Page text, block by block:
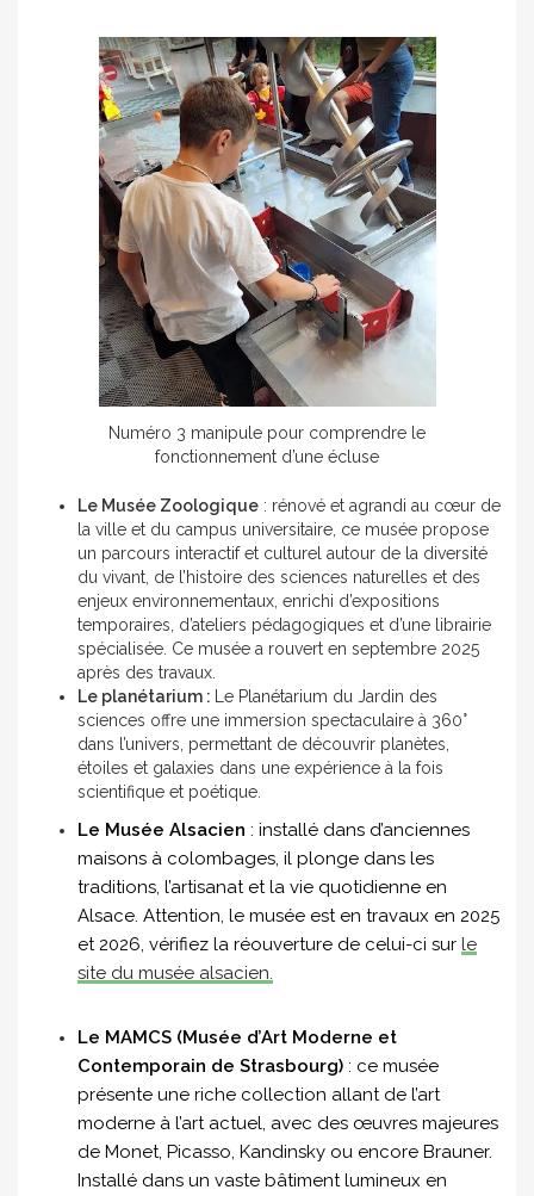
Numéro 3 manipule pour comprendre le
fonctionnement d’une écluse
Le Musée Zoologique : rénové et agrandi au cœur de
la ville et du campus universitaire, ce musée propose
un parcours interactif et culturel autour de la diversité
du vivant, de l’histoire des sciences naturelles et des
enjeux environnementaux, enrichi d’expositions
temporaires, d’ateliers pédagogiques et d’une librairie
spécialisée. Ce musée a rouvert en septembre 2025
après des travaux.
Le planétarium :
Le Planétarium du Jardin des
sciences offre une immersion spectaculaire à 360°
dans l’univers, permettant de découvrir planètes,
étoiles et galaxies dans une expérience à la fois
scientifique et poétique.
Le Musée Alsacien : installé dans d’anciennes
maisons à colombages, il plonge dans les
traditions, l’artisanat et la vie quotidienne en
Alsace. Attention, le musée est en travaux en 2025
et 2026, vérifiez la réouverture de celui-ci sur le
site du musée alsacien.
Le MAMCS (Musée d’Art Moderne et
Contemporain de Strasbourg) : ce musée
présente une riche collection allant de l’art
moderne à l’art actuel, avec des œuvres majeures
de Monet, Picasso, Kandinsky ou encore Brauner.
Installé dans un vaste bâtiment lumineux en